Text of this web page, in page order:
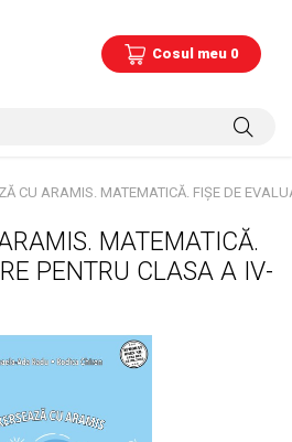
Cosul meu 0
CU ARAMIS. MATEMATICĂ. FIȘE DE
MATEMATICĂ.
PENTRU CLASA A IV-